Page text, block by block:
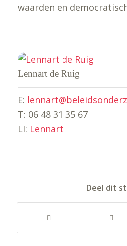
waarden en
Lennart de Ruig
E:
T: 06 48 31 35 67
LI: Lennart
Deel dit